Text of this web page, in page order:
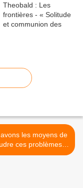
les moyens de
ces problèmes,
conscience du